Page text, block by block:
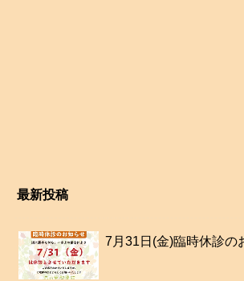
最新投稿
7月31日(金)臨時休診の